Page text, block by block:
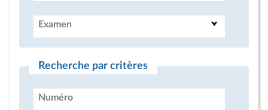
Examen
Recherche par critères
Numéro